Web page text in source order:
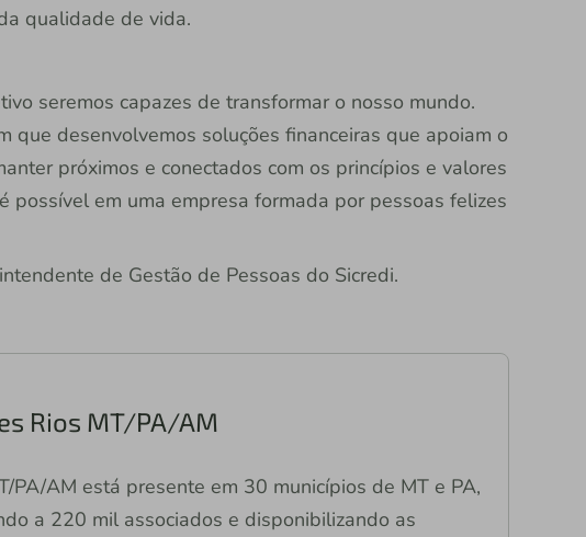
qualidade de vida.
seremos capazes de transformar o nosso mundo.
que desenvolvemos soluções financeiras que apoiam o
próximos e conectados com os princípios e valores
possível em uma empresa formada por pessoas felizes
de Gestão de Pessoas do Sicredi.
Rios MT/PA/AM
PA/AM está presente em 30 municípios de MT e PA,
a 220 mil associados e disponibilizando as